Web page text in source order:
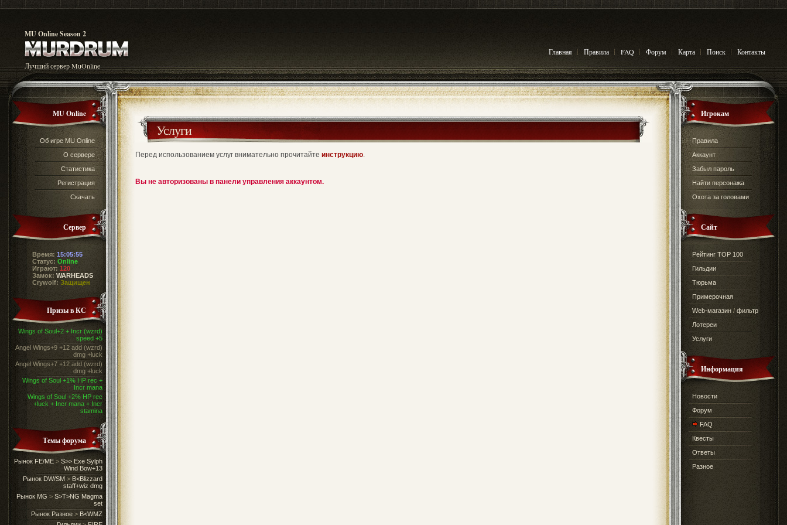
MU Online Season 2
Лучший сервер MuOnline
Главная Правила FAQ Форум Карта Поиск Контакты
MU Online
Об игре MU Online
О сервере
Статистика
Регистрация
Скачать
Сервер
Время: 15:05:55
Статус: Online
Играют: 120
Замок: WARHEADS
Crywolf: Защищен
Призы в КС
Wings of Soul+2 + Incr (wzrd)
speed +5
Angel Wings+9 +12 add (wzrd)
dmg +luck
Angel Wings+7 +12 add (wzrd)
dmg +luck
Wings of Soul +1% HP rec +
Incr mana
Wings of Soul +2% HP rec
+luck + Incr mana + Incr
stamina
Темы форума
Рынок FE/ME > S>> Exe Sylph
Wind Bow+13
Рынок DW/SM > B<Blizzard
staff+wiz dmg
Рынок MG > S>T>NG Magma
set
Рынок Разное > B<WMZ
Услуги
Перед использованием услуг внимательно прочитайте инструкцию.
Вы не авторизованы в панели управления аккаунтом.
Игрокам
Правила
Аккаунт
Забыл пароль
Найти персонажа
Охота за головами
Сайт
Рейтинг TOP 100
Гильдии
Тюрьма
Примерочная
Web-магазин / фильтр
Лотереи
Услуги
Информация
Новости
Форум
FAQ
Квесты
Ответы
Разное